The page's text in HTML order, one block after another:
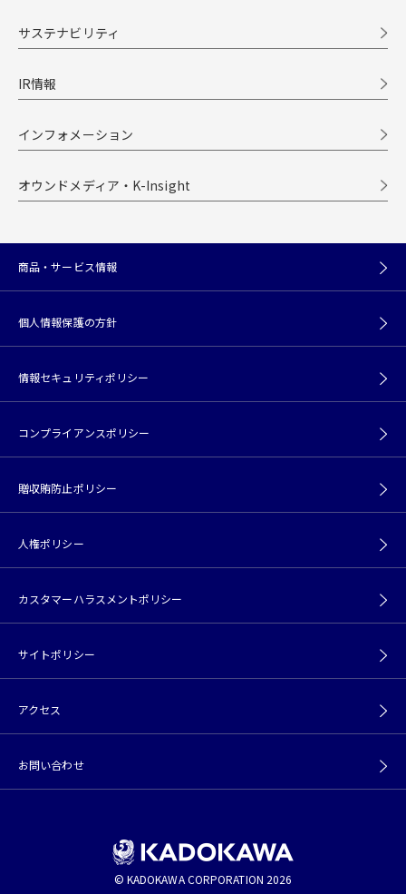
サステナビリティ
IR情報
インフォメーション
オウンドメディア・K-Insight
商品・サービス情報
個人情報保護の方針
情報セキュリティポリシー
コンプライアンスポリシー
贈収賄防止ポリシー
人権ポリシー
カスタマーハラスメントポリシー
サイトポリシー
アクセス
お問い合わせ
© KADOKAWA CORPORATION 2026